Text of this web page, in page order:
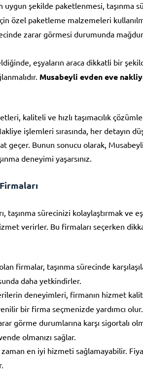
uygun şekilde paketlenmesi, taşınma
özel paketleme malzemeleri
zarar görmesi durumunda
eşyaların araca dikkatli bir
Musabeyli evden eve
kaliteli ve hızlı taşımacılık
işlemleri sırasında, her detayın
geçer. Bunun sonucu olarak,
deneyimi yaşarsınız.
sürecinizi kolaylaştırmak ve
verirler. Bu firmaları seçerken
firmalar, taşınma sürecinde
daha yetkindirler.
deneyimleri, firmanın hizmet
bir firma seçmenizde yardımcı olur.
görme durumlarına karşı sigortalı
olmanızı sağlar.
en iyi hizmeti sağlamayabilir.